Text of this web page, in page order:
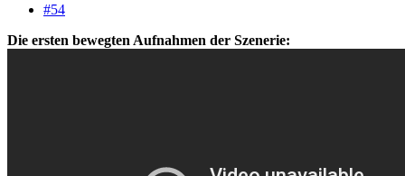
#54
Die ersten bewegten Aufnahmen der Szenerie: